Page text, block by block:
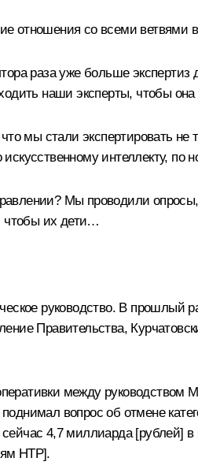
отношения со всеми ветвями
раза уже больше
наши эксперты, чтобы
мы стали экспертировать
искусственному интеллекту,
Мы проводили
чтобы их дети…
руководство. В прошлый
Правительства,
между руководством
вопрос об отмене
4,7 миллиарда
НТР].